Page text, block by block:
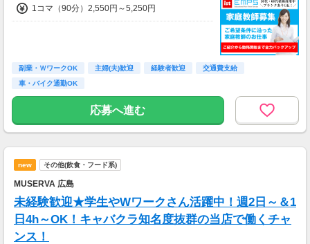
1コマ（90分）2,550円～5,250円
副業・ＷワークOK 主婦(夫)歓迎 経験者歓迎
交通費支給
車・バイク通勤OK
応募へ進む
new その他(飲食・フード系)
MUSERVA 広島
未経験歓迎★学生やWワークさん活躍中！週2日～＆1
日4h～OK！キャバクラ知名度抜群の当店で働くチャ
ンス！